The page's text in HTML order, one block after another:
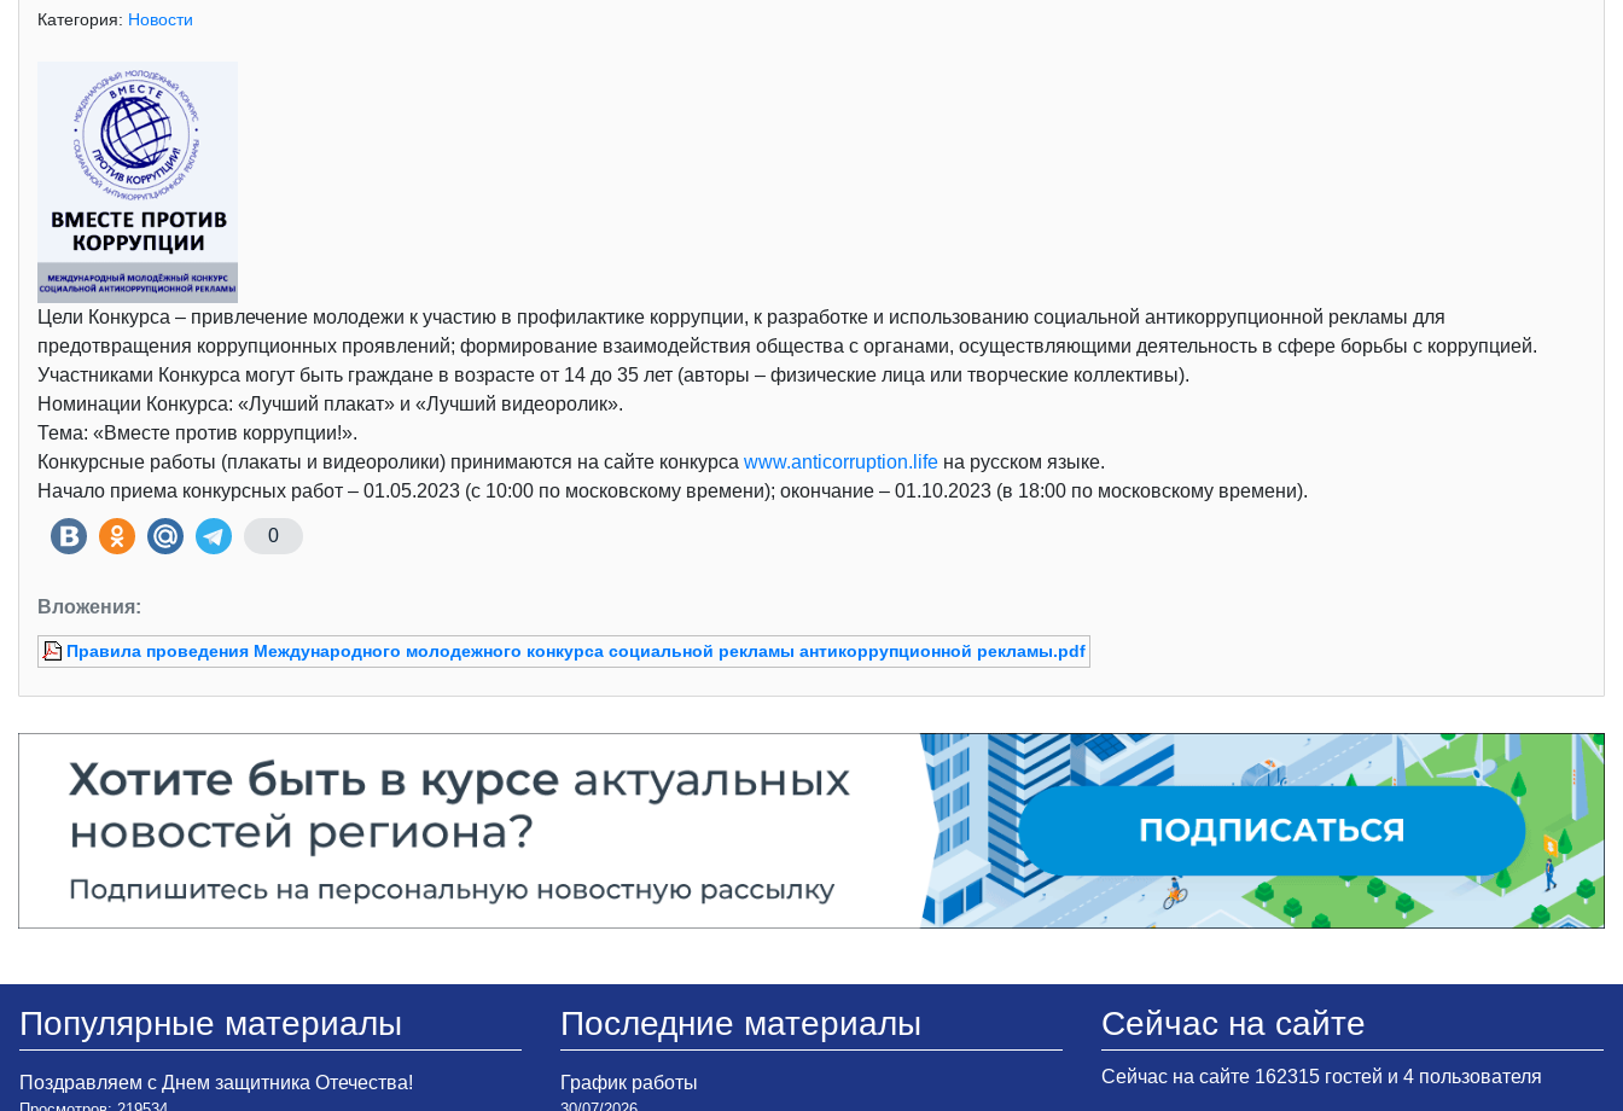
Категория: Новости
Цели Конкурса – привлечение молодежи к участию в профилактике коррупции, к разработке и использованию социальной антикоррупционной рекламы для
предотвращения коррупционных проявлений; формирование взаимодействия общества с органами, осуществляющими деятельность в сфере борьбы с коррупцией.
Участниками Конкурса могут быть граждане в возрасте от 14 до 35 лет (авторы – физические лица или творческие коллективы).
Номинации Конкурса: «Лучший плакат» и «Лучший видеоролик».
Тема: «Вместе против коррупции!».
Конкурсные работы (плакаты и видеоролики) принимаются на сайте конкурса www.anticorruption.life на русском языке.
Начало приема конкурсных работ – 01.05.2023 (с 10:00 по московскому времени); окончание – 01.10.2023 (в 18:00 по московскому времени).
0
Вложения:
Правила проведения Международного молодежного конкурса социальной рекламы антикоррупционной рекламы.pdf
Популярные материалы
Поздравляем с Днем защитника Отечества!
Последние материалы
График работы
Сейчас на сайте
Сейчас на сайте 162315 гостей и 4 пользователя